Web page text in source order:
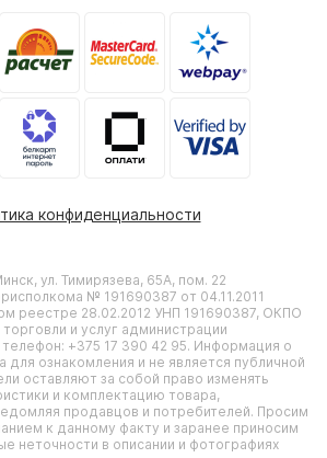
конфиденциальности
ул. Тимирязева, 65А, пом. 22
№ 191690387 от 04.11.2011
реестре 28.02.2012 УНП 191690387, ОКПО
и услуг администрации
+375 17 390 42 95. Информация о
для ознакомления и не является публичной
оставляют за собой право изменять
и комплектацию товара,
продавцов и потребителей. Просим
к данному факту и заранее приносим
неточности в описании и фотографиях